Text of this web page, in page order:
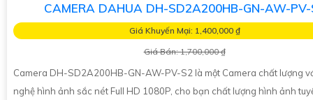
CAMERA DAHUA DH-SD2A200HB-GN-AW-PV-
Giá Khuyến Mại: 1,400,000 ₫
Giá Bán: 1,700,000 ₫
Camera DH-SD2A200HB-GN-AW-PV-S2 là một Camera chất lượng
nghệ hình ảnh sắc nét Full HD 1080P, cho bạn chất lượng hình ảnh